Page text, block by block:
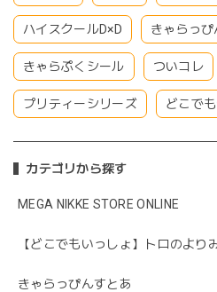
ハイスクールD×D きゃらっぴ
きゃらぷくシール ついコレ
プリティーシリーズ どこで
カテゴリから探す
MEGA NIKKE STORE ONLINE
【どこでもいっしょ】トロのより
きゃらっぴんすとあ